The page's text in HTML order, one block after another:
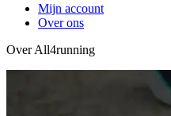
Mijn account
Over ons
Over All4running